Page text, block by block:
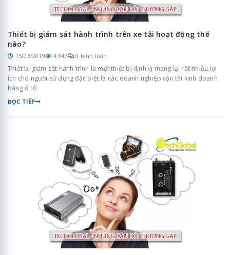
Thiết bị giám sát hành trình trên xe tải hoạt động thế
nào?
15/03/2019 4.947 0 bình luận
Thiết bị giám sát hành trình là một thiết bị định vị mang lại rất nhiều lợi
ích cho người sử dụng đặc biệt là các doanh nghiệp vận tải kinh doanh
bằng ô tô
ĐỌC TIẾP